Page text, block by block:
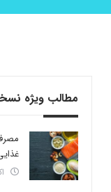
مطالب ویژه